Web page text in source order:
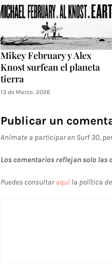
Mikey February y Alex
Knost surfean el planeta
tierra
13 de Marzo, 2026
Publicar un
Anímate a participar en Surf 30,
Los comentarios reflejan solo las
Puedes consultaraquíla política